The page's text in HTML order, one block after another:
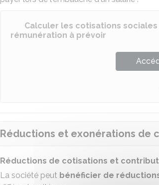
Calculer les cotisations
rémunération à prévoir
Réductions et exonérations de
Réductions de cotisations et
La société peut bénéficier de